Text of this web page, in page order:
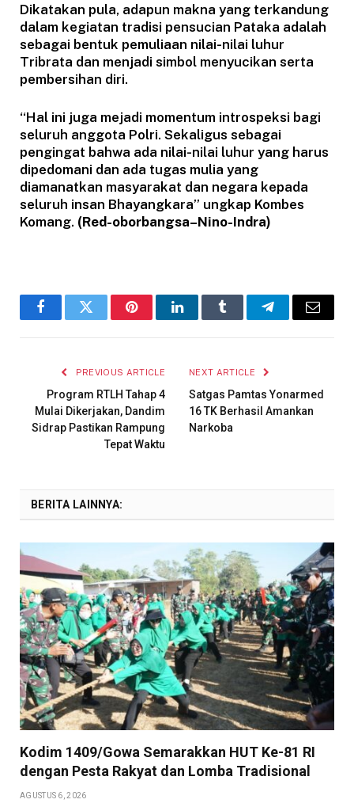
Dikatakan pula, adapun makna yang terkandung
dalam kegiatan tradisi pensucian Pataka adalah
sebagai bentuk pemuliaan nilai-nilai luhur
Tribrata dan menjadi simbol menyucikan serta
pembersihan diri.
“Hal ini juga mejadi momentum introspeksi bagi
seluruh anggota Polri. Sekaligus sebagai
pengingat bahwa ada nilai-nilai luhur yang harus
dipedomani dan ada tugas mulia yang
diamanatkan masyarakat dan negara kepada
seluruh insan Bhayangkara” ungkap Kombes
Komang. (Red-oborbangsa–Nino-Indra)
FacebookTwitter PinterestLinkedInTumblr TelegramEmail
PREVIOUS ARTICLE
Program RTLH Tahap 4
Mulai Dikerjakan, Dandim
Sidrap Pastikan Rampung
Tepat Waktu
NEXT ARTICLE
Satgas Pamtas Yonarmed
16 TK Berhasil Amankan
Narkoba
BERITA LAINNYA:
Kodim 1409/Gowa Semarakkan HUT Ke-81 RI
dengan Pesta Rakyat dan Lomba Tradisional
AGUSTUS 6, 2026